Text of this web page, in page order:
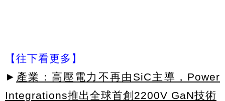
【往下看更多】
► 產業：高壓電力不再由SiC主導，Power
Integrations推出全球首創2200V GaN技術